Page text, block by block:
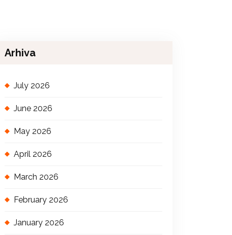
Arhiva
July 2026
June 2026
May 2026
April 2026
March 2026
February 2026
January 2026